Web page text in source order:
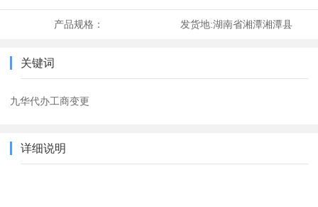
产品规格： 发货地:湖南省湘潭湘潭县
关键词
九华代办工商变更
详细说明